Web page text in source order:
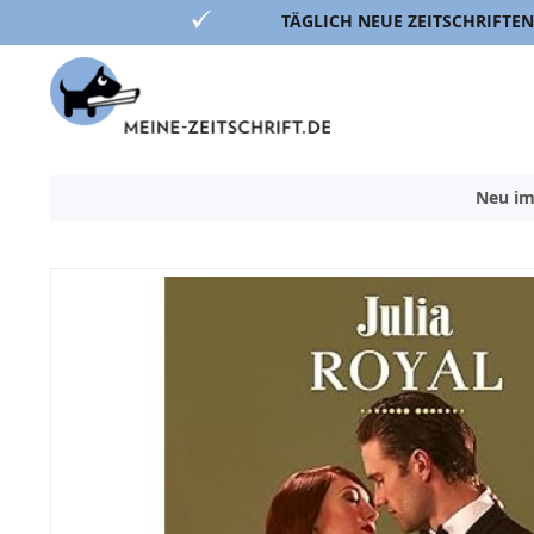
TÄGLICH NEUE ZEITSCHRIFTEN
Inhalt
Neu